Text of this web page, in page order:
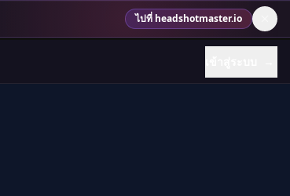
ไปที่ headshotmaster.io